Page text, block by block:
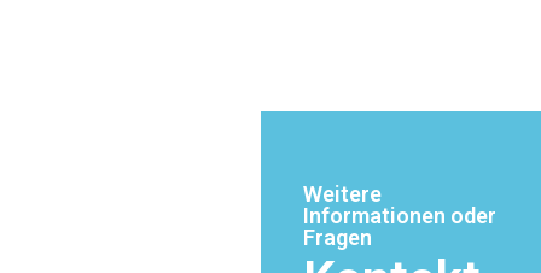
Weitere
Informationen oder
Fragen